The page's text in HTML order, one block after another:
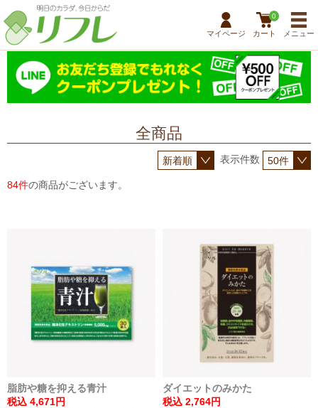
マイページ カート
0
メニュー
全商品
表示件数
84件の商品がございます。
脂肪や糖を抑える青汁
税込 4,671円
ダイエットのみかた
税込 2,764円